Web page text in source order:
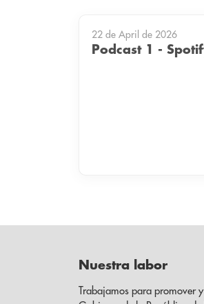
22 de April de 2026
Podcast 1 -
Nuestra labor
Trabajamos para promover